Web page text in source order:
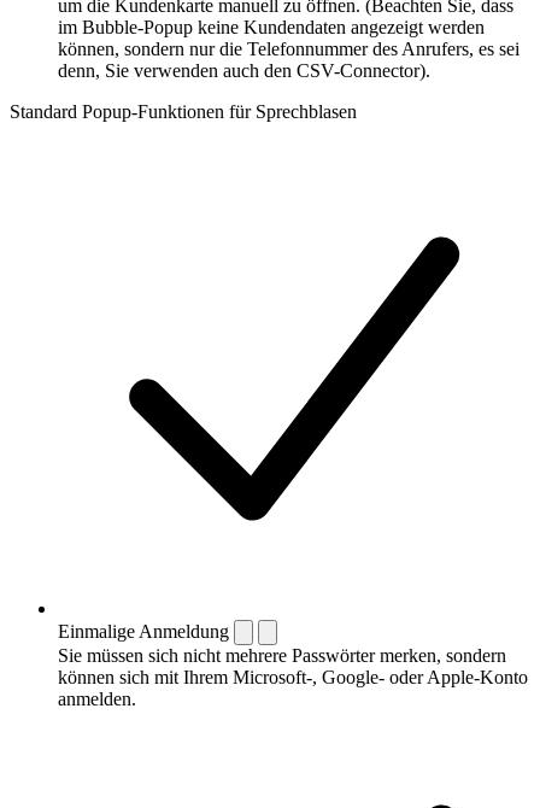
um die Kundenkarte manuell zu öffnen. (Beachten Sie, dass
im Bubble-Popup keine Kundendaten angezeigt werden
können, sondern nur die Telefonnummer des Anrufers, es sei
denn, Sie verwenden auch den CSV-Connector).
Standard Popup-Funktionen für Sprechblasen
Einmalige Anmeldung
Sie müssen sich nicht mehrere Passwörter merken, sondern
können sich mit Ihrem Microsoft-, Google- oder Apple-Konto
anmelden.